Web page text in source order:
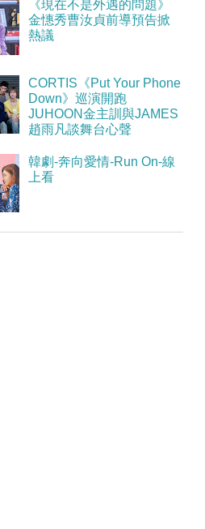
《現在不是外遇的問題》
金憓秀曹汝貞前導預告掀
熱議
CORTIS《Put Your Phone
Down》巡演開跑
JUHOON金主訓與JAMES
趙雨凡談舞台心聲
韓劇-奔向愛情-Run On-線
上看